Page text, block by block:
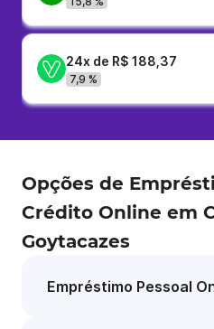
24x de R$ 188,37
7,9 %
Opções de
Crédito Online em
Goytacazes
Empréstimo Pessoal